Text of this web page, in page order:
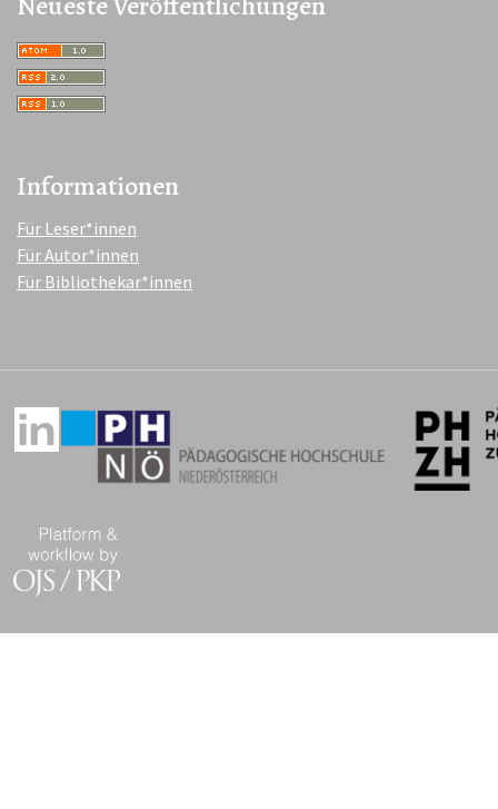
Informationen
Für Leser*innen
Für Autor*innen
Für Bibliothekar*innen